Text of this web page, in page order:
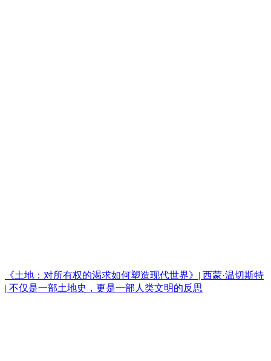
《土地：对所有权的渴求如何塑造现代世界》| 西蒙·温切斯特
| 不仅是一部土地史，更是一部人类文明的反思